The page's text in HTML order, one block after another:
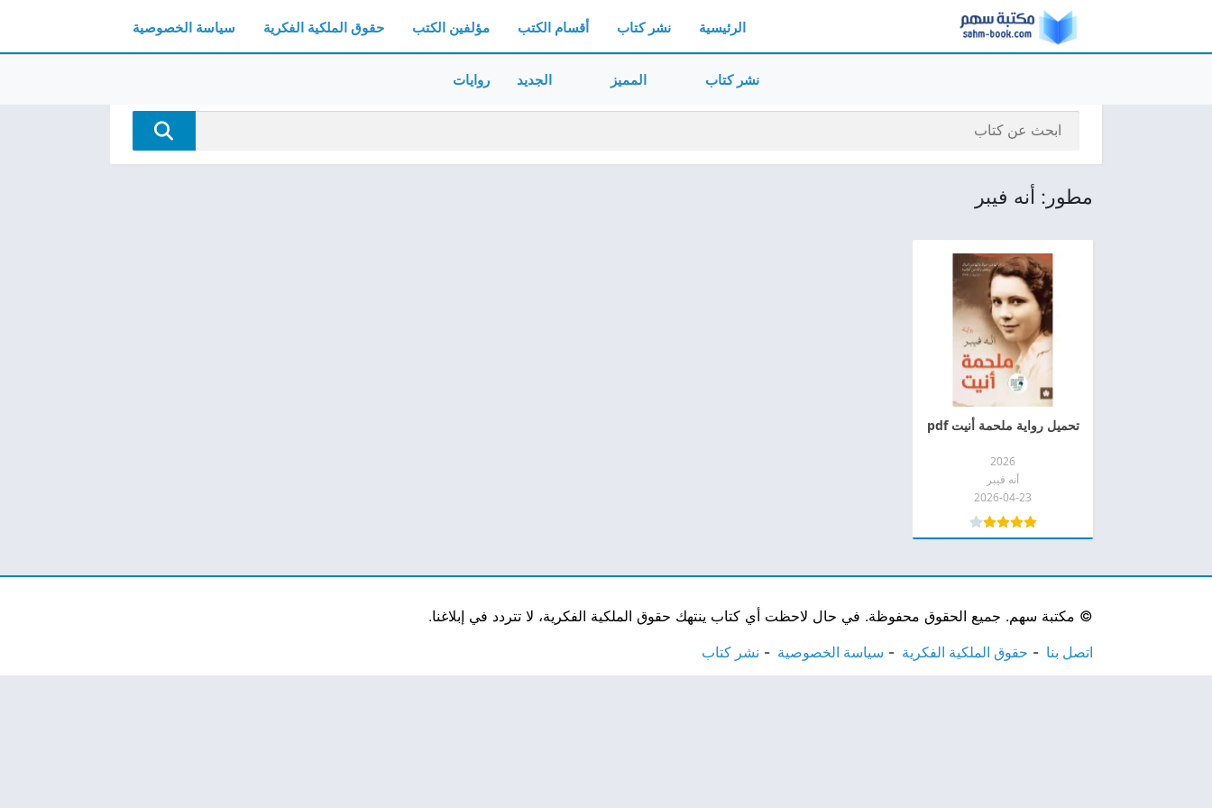
الرئيسية نشر كتاب أقسام الكتب مؤلفين الكتب حقوق الملكية الفكرية سياسة الخصوصية
نشر كتاب المميز الجديد روايات
مطور: أنه فيبر
تحميل رواية ملحمة أنيت pdf
2026
أنه فيبر
2026-04-23
© مكتبة سهم. جميع الحقوق محفوظة. في حال لاحظت أي كتاب ينتهك حقوق الملكية الفكرية، لا تتردد في إبلاغنا.
اتصل بنا حقوق الملكية الفكرية سياسة الخصوصية نشر كتاب